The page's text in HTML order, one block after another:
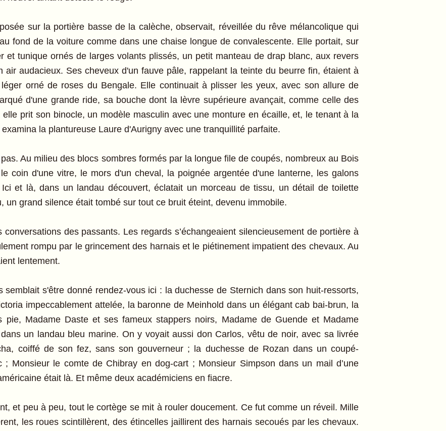
sur la portière basse de la calèche, observait, réveillée du rêve mélancolique qui
fond de la voiture comme dans une chaise longue de convalescente. Elle portait, sur
et tunique ornés de larges volants plissés, un petit manteau de drap blanc, aux revers
air audacieux. Ses cheveux d'un fauve pâle, rappelant la teinte du beurre fin, étaient à
orné de roses du Bengale. Elle continuait à plisser les yeux, avec son allure de
d'une grande ride, sa bouche dont la lèvre supérieure avançait, comme celle des
prit son binocle, un modèle masculin avec une monture en écaille, et, le tenant à la
la plantureuse Laure d'Aurigny avec une tranquillité parfaite.
Au milieu des blocs sombres formés par la longue file de coupés, nombreux au Bois
coin d'une vitre, le mors d'un cheval, la poignée argentée d'une lanterne, les galons
et là, dans un landau découvert, éclatait un morceau de tissu, un détail de toilette
un grand silence était tombé sur tout ce bruit éteint, devenu immobile.
des passants. Les regards s’échangeaient silencieusement de portière à
rompu par le grincement des harnais et le piétinement impatient des chevaux. Au
lentement.
semblait s'être donné rendez-vous ici : la duchesse de Sternich dans son huit-ressorts,
impeccablement attelée, la baronne de Meinhold dans un élégant cab bai-brun, la
pie, Madame Daste et ses fameux stappers noirs, Madame de Guende et Madame
un landau bleu marine. On y voyait aussi don Carlos, vêtu de noir, avec sa livrée
coiffé de son fez, sans son gouverneur ; la duchesse de Rozan dans un coupé-
Monsieur le comte de Chibray en dog-cart ; Monsieur Simpson dans un mail d’une
était là. Et même deux académiciens en fiacre.
et peu à peu, tout le cortège se mit à rouler doucement. Ce fut comme un réveil. Mille
les roues scintillèrent, des étincelles jaillirent des harnais secoués par les chevaux.